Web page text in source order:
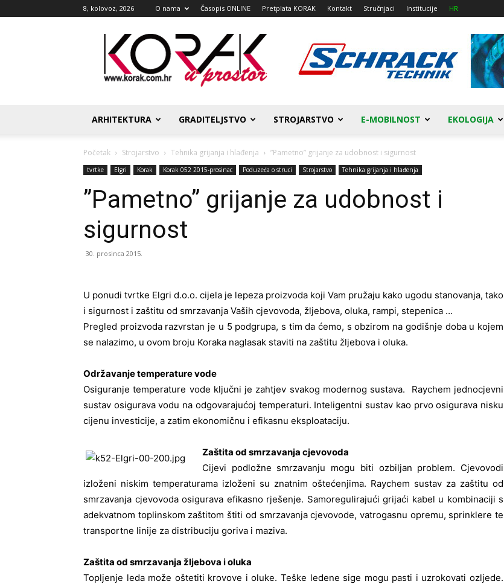
8, kolovoz, 2026 O nama Časopis ONLINE Pretplata KORAK Kontakt Stručnjaci Institucije HR
Korak
u
prostor
ARHITEKTURA GRADITELJSTVO STROJARSTVO E-MOBILNOST EKOLOGIJA
Početak Strojarstvo Tehnika grijanja i hlađenja ”Pametno” grijanje za udobnost i sigurnost
tvrtke Elgri Korak Korak 052 2015-prosinac Poduzeća o struci Strojarstvo Tehnika grijanja i hlađenja
”Pametno” grijanje za udobnost i
sigurnost
30. prosinca 2015.
U ponudi tvrtke Elgri d.o.o. cijela je lepeza proizvoda koji Vam pružaju kako ugodu stanovanja, tako
i sigurnost i zaštitu od smrzavanja Vaših cjevovoda, žljebova, oluka, rampi, stepenica …
Pregled proizvoda razvrstan je u 5 podgrupa, s tim da ćemo, s obzirom na godišnje doba u kojem
se nalazimo, u ovom broju Koraka naglasak staviti na zaštitu žljebova i oluka.
Održavanje temperature vode
Osiguranje temperature vode ključni je zahtjev svakog modernog sustava. Raychem jednocjevni
sustav osigurava vodu na odgovarajućoj temperaturi. Inteligentni sustav kao prvo osigurava nisku
cijenu investicije, a zatim ekonomičnu i efikasnu eksploataciju.
Zaštita od smrzavanja cjevovoda
Cijevi podložne smrzavanju mogu biti ozbiljan problem. Cjevovodi
izloženi niskim temperaturama izloženi su znatnim oštećenjima. Raychem sustav za zaštitu od
smrzavanja cjevovoda osigurava efikasno rješenje. Samoregulirajući grijaći kabel u kombinaciji s
adekvatnom toplinskom zaštitom štiti od smrzavanja cjevovode, vatrogasnu opremu, sprinklere te
transportne linije za distribuciju goriva i maziva.
Zaštita od smrzavanja žljebova i oluka
Topljenje leda može oštetiti krovove i oluke. Teške ledene sige mogu pasti i uzrokovati ozljede.